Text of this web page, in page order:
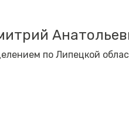
по Липецкой